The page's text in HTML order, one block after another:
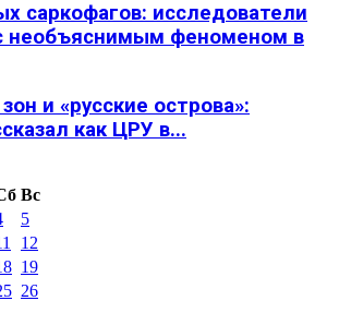
саркофагов: исследователи
необъяснимым феноменом в
и «русские острова»:
как ЦРУ в...
Вс
5
12
19
26